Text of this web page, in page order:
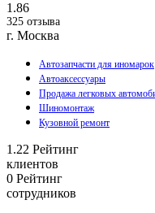
1.86
325 отзыва
г. Москва
Автозапчасти для иномарок
Автоаксессуары
Продажа легковых
Шиномонтаж
Кузовной ремонт
1.22 Рейтинг
клиентов
0 Рейтинг
сотрудников